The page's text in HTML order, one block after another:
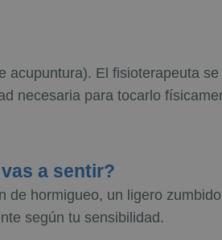
El fisioterapeuta
necesaria para tocarlo
a sentir?
hormigueo, un ligero
según tu sensibilidad.